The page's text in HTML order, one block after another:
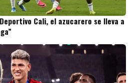
Cali, el azucarero se lleva a